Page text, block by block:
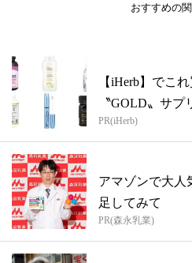
おすすめの
【iHerb】でこ
〝GOLD〟サプ
PR(iHerb)
アマゾンで大人
足してみて
PR(森永乳業)